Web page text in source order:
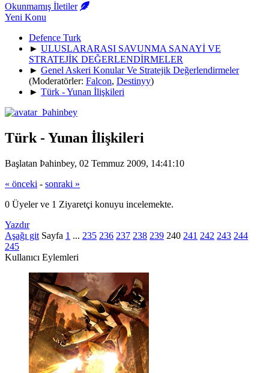
Okunmamış İletiler
Yeni Konu
Defence Turk
► ULUSLARARASI SAVUNMA SANAYİ VE
STRATEJİK DEĞERLENDİRMELER
► Genel Askeri Konular Ve Stratejik Değerlendirmeler
(Moderatörler: Falcon, Destinyy)
► Türk - Yunan İlişkileri
Türk - Yunan İlişkileri
Başlatan Þahinbey, 02 Temmuz 2009, 14:41:10
« önceki - sonraki »
0 Üyeler ve 1 Ziyaretçi konuyu incelemekte.
Yazdır
Aşağı git Sayfa 1 ... 235 236 237 238 239 240 241 242 243 244
245
Kullanıcı Eylemleri